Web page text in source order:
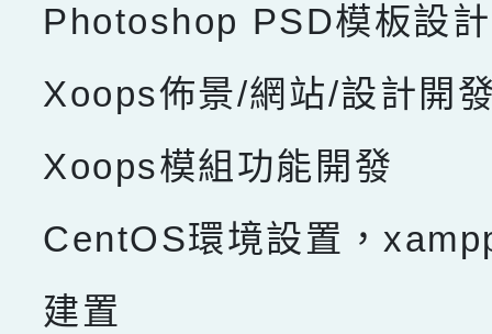
Photoshop PSD模板設計
Xoops佈景/網站/設計開
Xoops模組功能開發
CentOS環境設置，
建置